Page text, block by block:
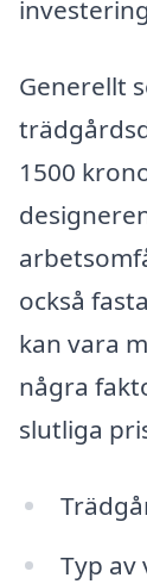
Generellt
1500
också
kan vara
några
slutliga
Typ av